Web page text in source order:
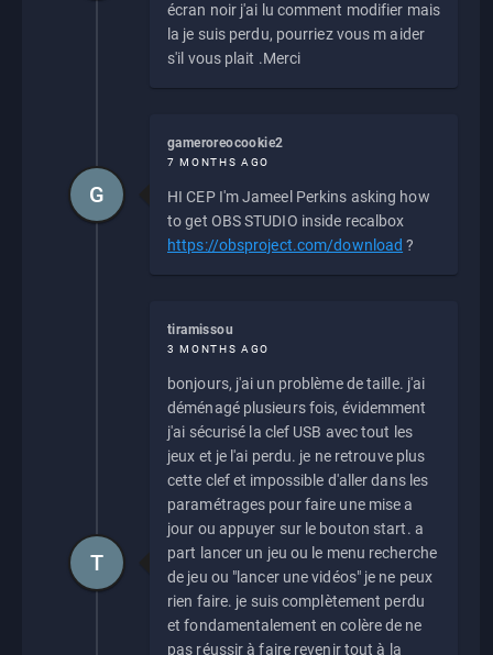
écran noir j'ai lu comment modifier mais
la je suis perdu, pourriez vous m aider
s'il vous plait .Merci
gameroreocookie2
7 MONTHS AGO
HI CEP I'm Jameel Perkins asking how
to get OBS STUDIO inside recalbox
https://obsproject.com/download ?
G
tiramissou
3 MONTHS AGO
bonjours, j'ai un problème de taille. j'ai
déménagé plusieurs fois, évidemment
j'ai sécurisé la clef USB avec tout les
jeux et je l'ai perdu. je ne retrouve plus
cette clef et impossible d'aller dans les
paramétrages pour faire une mise a
jour ou appuyer sur le bouton start. a
part lancer un jeu ou le menu recherche
de jeu ou "lancer une vidéos" je ne peux
rien faire. je suis complètement perdu
et fondamentalement en colère de ne
pas réussir à faire revenir tout à la
T